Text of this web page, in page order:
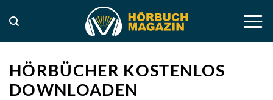
Inhalt
springen
HÖRBÜCHER KOSTENLOS
DOWNLOADEN